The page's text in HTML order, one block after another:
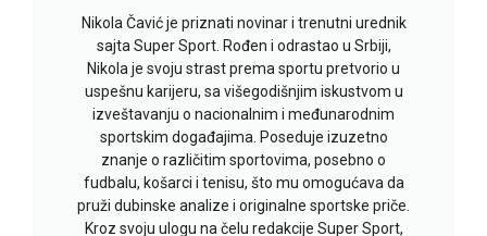
Nikola Čavić je priznati novinar i trenutni urednik
sajta Super Sport. Rođen i odrastao u Srbiji,
Nikola je svoju strast prema sportu pretvorio u
uspešnu karijeru, sa višegodišnjim iskustvom u
izveštavanju o nacionalnim i međunarodnim
sportskim događajima. Poseduje izuzetno
znanje o različitim sportovima, posebno o
fudbalu, košarci i tenisu, što mu omogućava da
pruži dubinske analize i originalne sportske priče.
Kroz svoju ulogu na čelu redakcije Super Sport,